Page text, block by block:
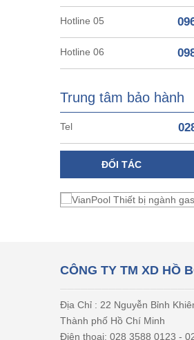
Hotline 05
Hotline 06
Trung tâm bảo hành
Tel
ĐỐI TÁC
CÔNG TY TM XD HỒ
Địa Chỉ : 22 Nguyễn Bỉnh
Thành phố Hồ Chí Minh
Điện thoại: 028 3588 0123 -